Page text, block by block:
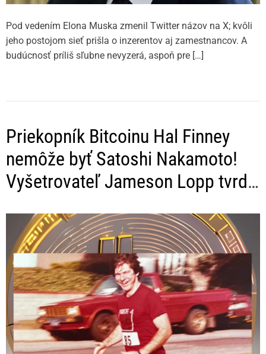
Pod vedením Elona Muska zmenil Twitter názov na X; kvôli
jeho postojom sieť prišla o inzerentov aj zamestnancov. A
budúcnosť príliš sľubne nevyzerá, aspoň pre […]
Priekopník Bitcoinu Hal Finney
nemôže byť Satoshi Nakamoto!
Vyšetrovateľ Jameson Lopp tvrdí,